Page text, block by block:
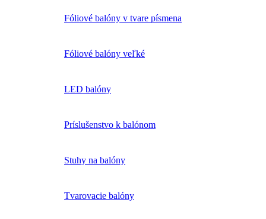
Fóliové balóny v tvare písmena
Fóliové balóny veľké
LED balóny
Príslušenstvo k balónom
Stuhy na balóny
Tvarovacie balóny